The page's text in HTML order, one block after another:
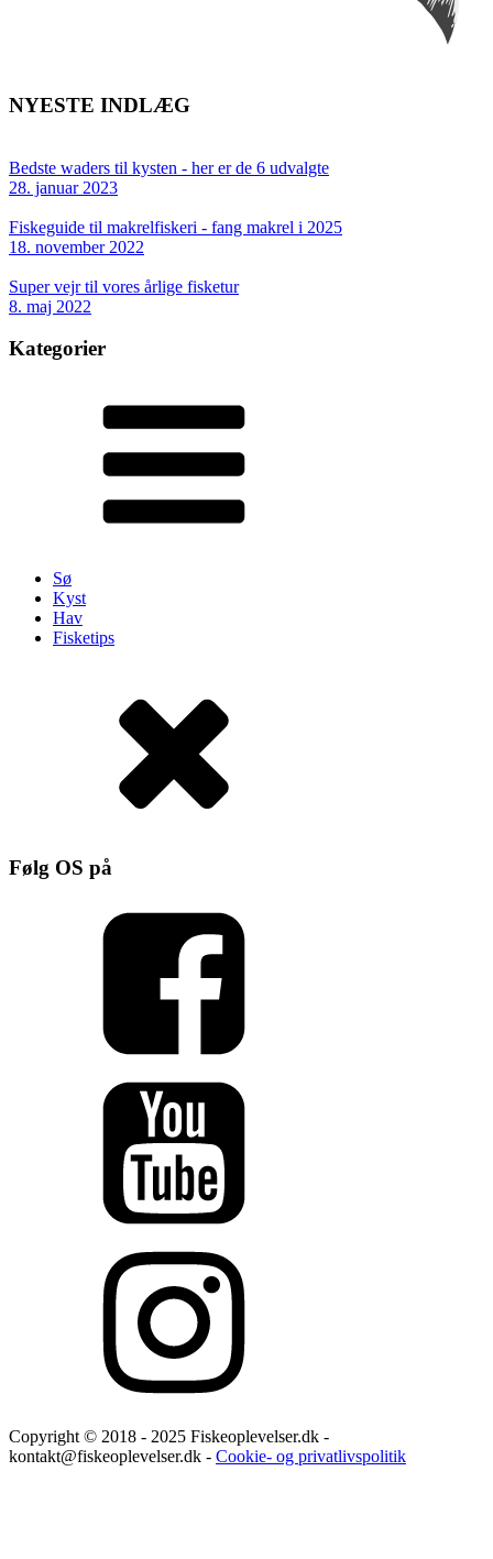
NYESTE INDLÆG
Bedste waders til kysten - her er de 6 udvalgte
28. januar 2023
Fiskeguide til makrelfiskeri - fang makrel i 2025
18. november 2022
Super vejr til vores årlige fisketur
8. maj 2022
Kategorier
Sø
Kyst
Hav
Fisketips
Følg OS på
Copyright © 2018 - 2025 Fiskeoplevelser.dk -
kontakt@fiskeoplevelser.dk - Cookie- og privatlivspolitik